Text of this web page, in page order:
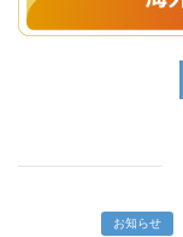
お知らせ